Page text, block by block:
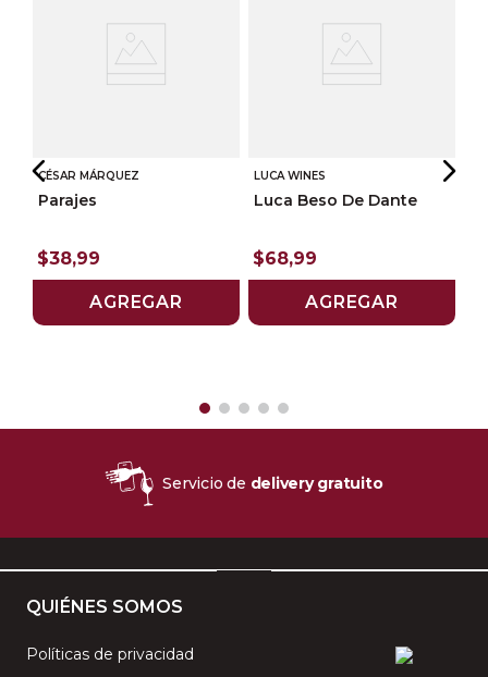
CÉSAR MÁRQUEZ
Parajes
$38,99
AGREGAR
LUCA WINES
Luca Beso De Dante
$68,99
AGREGAR
Servicio de delivery gratuito
QUIÉNES SOMOS
Políticas de privacidad